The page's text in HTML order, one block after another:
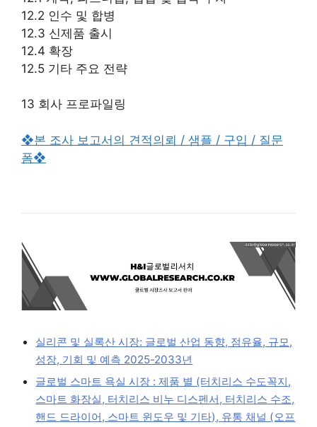
12.2 인수 및 합병
12.3 신제품 출시
12.4 확장
12.5 기타 주요 전략
13 회사 프로파일링
❖본 조사 보고서의 견적의뢰 / 샘플 / 구입 / 질문
폼❖
실리콘 및 실록산 시장: 글로벌 산업 동향, 점유율, 규모,
성장, 기회 및 예측 2025-2033년
글로벌 스마트 욕실 시장 : 제품 별 (터치리스 수도꼭지,
스마트 화장실, 터치리스 비누 디스펜서, 터치리스 수조,
핸드 드라이어, 스마트 윈도우 및 기타), 유통 채널 (오프